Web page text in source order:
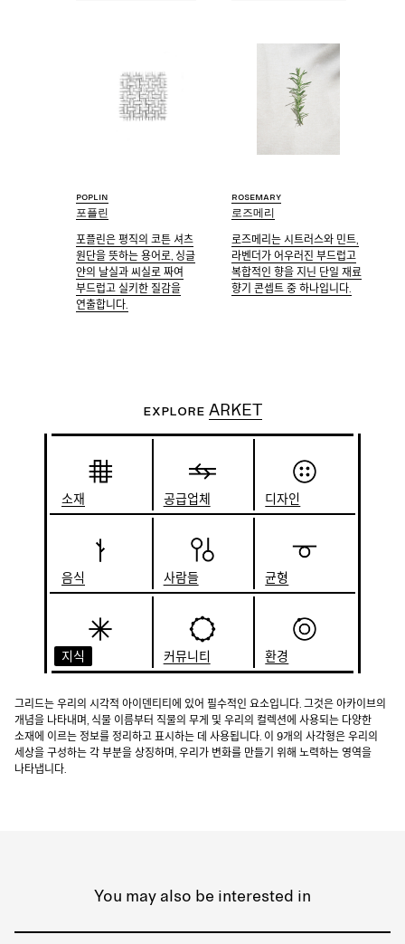
Poplin
포플린
포플린은 평직의 코튼 셔츠
원단을 뜻하는 용어로, 싱글
얀의 날실과 씨실로 짜여
부드럽고 실키한 질감을
연출합니다.
Rosemary
로즈메리
로즈메리는 시트러스와 민트,
라벤더가 어우러진 부드럽고
복합적인 향을 지닌 단일 재료
향기 콘셉트 중 하나입니다.
Explore ARKET
소재 공급업체 디자인
음식 사람들 균형
지식 커뮤니티 환경
그리드는 우리의 시각적 아이덴티티에 있어 필수적인 요소입니다. 그것은 아카이브의
개념을 나타내며, 식물 이름부터 직물의 무게 및 우리의 컬렉션에 사용되는 다양한
소재에 이르는 정보를 정리하고 표시하는 데 사용됩니다. 이 9개의 사각형은 우리의
세상을 구성하는 각 부분을 상징하며, 우리가 변화를 만들기 위해 노력하는 영역을
나타냅니다.
You may also be interested in